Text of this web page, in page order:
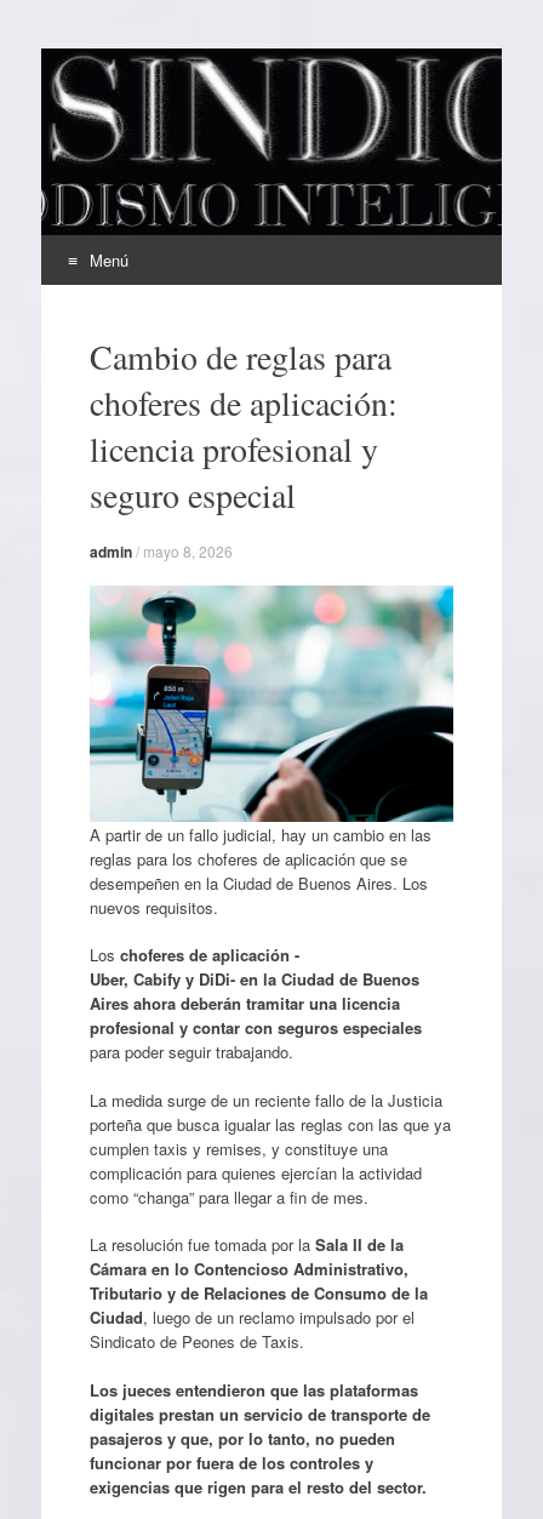
EL SINDICAL
Periodismo Inteligente
Menú
contenidoCambio de reglas para
choferes de aplicación:
licencia profesional y
seguro especial
admin/ mayo 8, 2026
A partir de un fallo judicial, hay un cambio en las
reglas para los choferes de aplicación que se
desempeñen en la Ciudad de Buenos Aires. Los
nuevos requisitos.
Los choferes de aplicación -
Uber, Cabify y DiDi- en la Ciudad de Buenos
Aires ahora deberán tramitar una licencia
profesional y contar con seguros especiales
para poder seguir trabajando.
La medida surge de un reciente fallo de la Justicia
porteña que busca igualar las reglas con las que ya
cumplen taxis y remises, y constituye una
complicación para quienes ejercían la actividad
como “changa” para llegar a fin de mes.
La resolución fue tomada por la Sala II de la
Cámara en lo Contencioso Administrativo,
Tributario y de Relaciones de Consumo de la
Ciudad, luego de un reclamo impulsado por el
Sindicato de Peones de Taxis.
Los jueces entendieron que las plataformas
digitales prestan un servicio de transporte de
pasajeros y que, por lo tanto, no pueden
funcionar por fuera de los controles y
exigencias que rigen para el resto del sector.